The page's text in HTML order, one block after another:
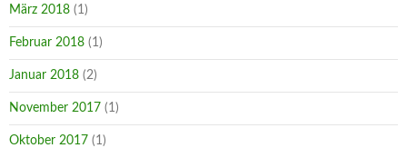
März 2018 (1)
Februar 2018 (1)
Januar 2018 (2)
November 2017 (1)
Oktober 2017 (1)